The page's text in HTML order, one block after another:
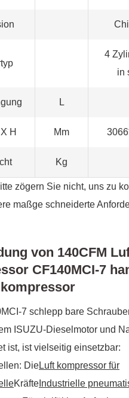
4
in
L
H Mm
Kg
zögern Sie nicht, uns zu
maßge schneiderte
von 140CFM
CF140MCI-7
7 schlepp bare
ISUZU-Dieselmotor und
ist, ist vielseitig einsetzbar:
DieLuft kompressor für
Kräfte Industrielle